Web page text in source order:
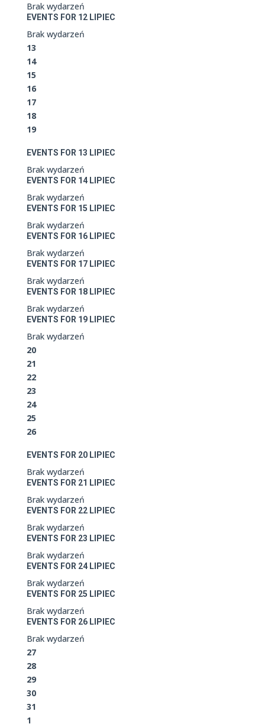
Brak wydarzeń
EVENTS FOR 12LIPIEC
Brak wydarzeń
13
14
15
16
17
18
19
EVENTS FOR 13 LIPIEC
Brak wydarzeń
EVENTS FOR 14LIPIEC
Brak wydarzeń
EVENTS FOR 15 LIPIEC
Brak wydarzeń
EVENTS FOR 16LIPIEC
Brak wydarzeń
EVENTS FOR 17LIPIEC
Brak wydarzeń
EVENTS FOR 18LIPIEC
Brak wydarzeń
EVENTS FOR 19LIPIEC
Brak wydarzeń
20
21
22
23
24
25
26
EVENTS FOR 20LIPIEC
Brak wydarzeń
EVENTS FOR 21 LIPIEC
Brak wydarzeń
EVENTS FOR 22LIPIEC
Brak wydarzeń
EVENTS FOR 23 LIPIEC
Brak wydarzeń
EVENTS FOR 24LIPIEC
Brak wydarzeń
EVENTS FOR 25 LIPIEC
Brak wydarzeń
EVENTS FOR 26LIPIEC
Brak wydarzeń
27
28
29
30
31
1